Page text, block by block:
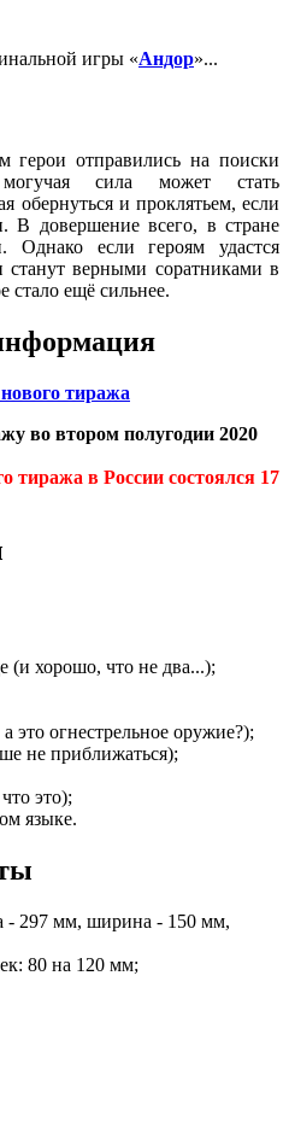
игры «Андор»...
герои отправились на поиски
сила может стать
обернуться и проклятьем, если
В довершение всего, в стране
Однако если героям удастся
верными соратниками в
стало ещё сильнее.
тиража
во втором полугодии 2020
тиража в России состоялся 17
(и хорошо, что не два...);
это огнестрельное оружие?);
не приближаться);
это);
языке.
- 297 мм, ширина - 150 мм,
80 на 120 мм;